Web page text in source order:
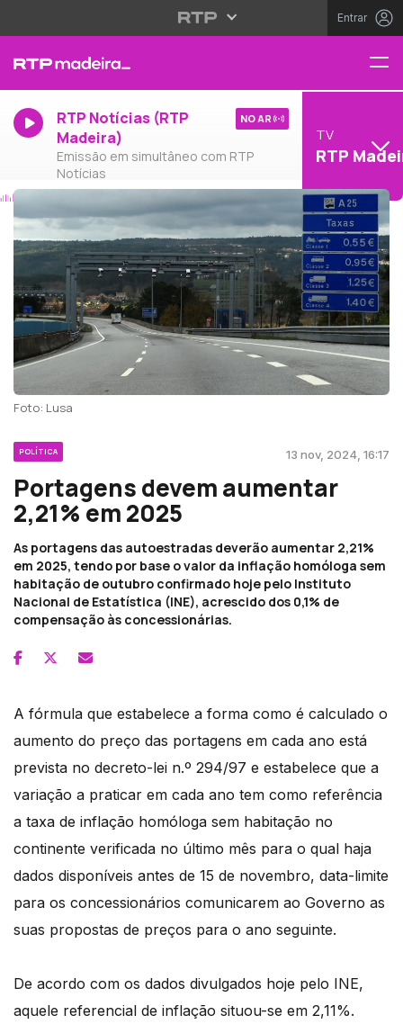
Entrar
RTP Notícias (RTP
Madeira)
Emissão em simultâneo com RTP
Notícias
NO AR
TV
RTP
Foto: Lusa
POLÍTICA 13 nov, 2024, 16:17
Portagens devem aumentar
2,21% em 2025
As portagens das autoestradas deverão aumentar 2,21%
em 2025, tendo por base o valor da inflação homóloga sem
habitação de outubro confirmado hoje pelo Instituto
Nacional de Estatística (INE), acrescido dos 0,1% de
compensação às concessionárias.
A fórmula que estabelece a forma como é calculado o
aumento do preço das portagens em cada ano está
prevista no decreto-lei n.º 294/97 e estabelece que a
variação a praticar em cada ano tem como referência
a taxa de inflação homóloga sem habitação no
continente verificada no último mês para o qual haja
dados disponíveis antes de 15 de novembro, data-limite
para os concessionários comunicarem ao Governo as
suas propostas de preços para o ano seguinte.
De acordo com os dados divulgados hoje pelo INE,
aquele referencial de inflação situou-se em 2,11%.